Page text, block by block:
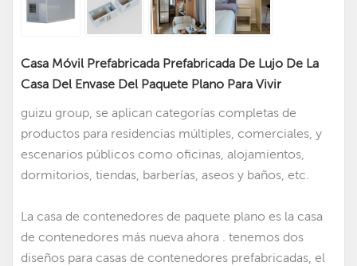
Casa Móvil Prefabricada Prefabricada De Lujo De La
Casa Del Envase Del Paquete Plano Para Vivir
guizu group, se aplican categorías completas de
productos para residencias múltiples, comerciales, y
escenarios públicos como oficinas, alojamientos,
dormitorios, tiendas, barberías, aseos y baños, etc.
La casa de contenedores de paquete plano es la casa
de contenedores más nueva ahora . tenemos dos
diseños para casas de contenedores prefabricadas el